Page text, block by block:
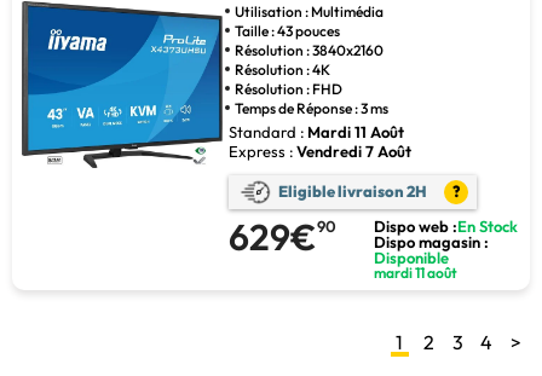
Utilisation : Multimédia
Taille : 43 pouces
Résolution : 3840x2160
Résolution : 4K
Résolution : FHD
Temps de Réponse : 3 ms
Standard : Mardi 11 Août
Express :Vendredi 7 Août
Eligible livraison 2H ?
629€90 Dispo web :En Stock
Dispo magasin :
Disponible
mardi 11 août
1 2 3 4 >